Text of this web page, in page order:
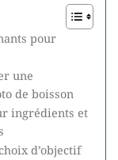
pour
une
de boisson
ingrédients et
d’objectif